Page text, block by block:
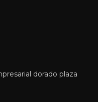
dorado plaza